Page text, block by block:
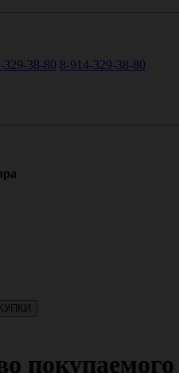
329-38-80 8-914-329-38-80
покупаемого